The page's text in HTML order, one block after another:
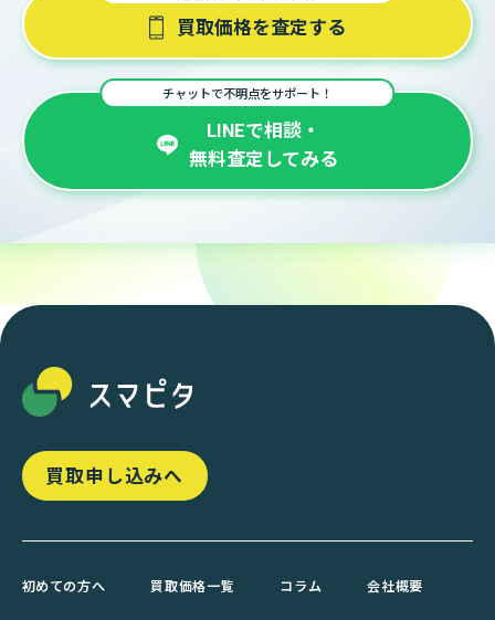
買取価格を査定する
チャットで不明点をサポート！
LINEで相談・
無料査定してみる
買取申し込みへ
初めての方へ 買取価格一覧 コラム 会社概要